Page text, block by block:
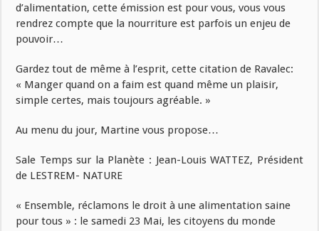
d’alimentation, cette émission est pour vous, vous vous
rendrez compte que la nourriture est parfois un enjeu de
pouvoir…
Gardez tout de même à l’esprit, cette citation de Ravalec:
« Manger quand on a faim est quand même un plaisir,
simple certes, mais toujours agréable. »
Au menu du jour, Martine vous propose…
Sale Temps sur la Planète : Jean-Louis WATTEZ, Président
de LESTREM- NATURE
« Ensemble, réclamons le droit à une alimentation saine
pour tous » : le samedi 23 Mai, les citoyens du monde